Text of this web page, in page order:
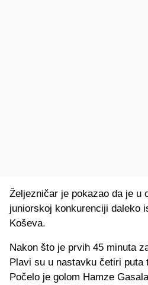
Željezničar je pokazao da je u
juniorskoj konkurenciji daleko
Koševa.
Nakon što je prvih 45 minuta
Plavi su u nastavku četiri puta
Počelo je golom Hamze